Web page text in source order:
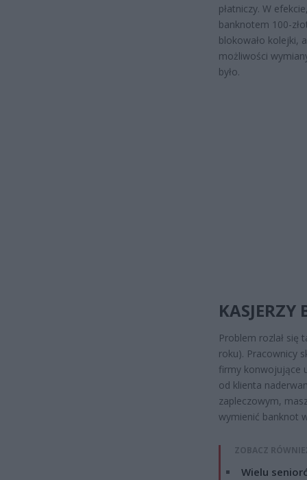
płatniczy. W
banknotem 100-
blokowało kolejki,
możliwości
było.
KASJERZY
Problem rozlał się
roku). Pracownicy
firmy konwojujące
od klienta
zapleczowym,
wymienić banknot
ZOBACZ
Wielu